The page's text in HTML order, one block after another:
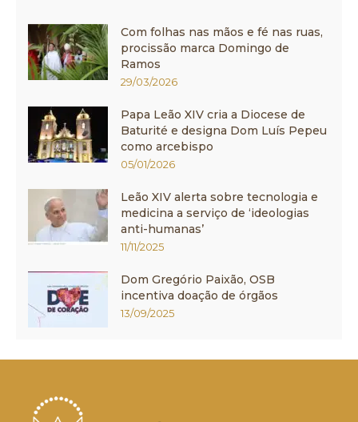
Com folhas nas mãos e fé nas ruas,
procissão marca Domingo de
Ramos
29/03/2026
Papa Leão XIV cria a Diocese de
Baturité e designa Dom Luís Pepeu
como arcebispo
05/01/2026
Leão XIV alerta sobre tecnologia e
medicina a serviço de ‘ideologias
anti-humanas’
11/11/2025
Dom Gregório Paixão, OSB
incentiva doação de órgãos
13/09/2025